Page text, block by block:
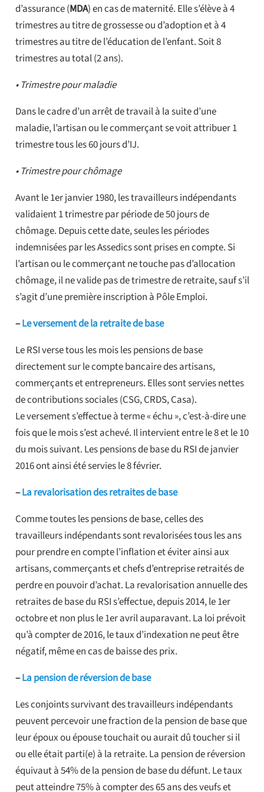
d’assurance (MDA) en cas de maternité. Elle s’élève à 4
trimestres au titre de grossesse ou d’adoption et à 4
trimestres au titre de l’éducation de l’enfant. Soit 8
trimestres au total (2 ans).
• Trimestre pour maladie
Dans le cadre d’un arrêt de travail à la suite d’une
maladie, l’artisan ou le commerçant se voit attribuer 1
trimestre tous les 60 jours d’IJ.
• Trimestre pour chômage
Avant le 1er janvier 1980, les travailleurs indépendants
validaient 1 trimestre par période de 50 jours de
chômage. Depuis cette date, seules les périodes
indemnisées par les Assedics sont prises en compte. Si
l’artisan ou le commerçant ne touche pas d’allocation
chômage, il ne valide pas de trimestre de retraite, sauf s’il
s’agit d’une première inscription à Pôle Emploi.
–Le versement de la retraite de base
Le RSI verse tous les mois les pensions de base
directement sur le compte bancaire des artisans,
commerçants et entrepreneurs. Elles sont servies nettes
de contributions sociales (CSG, CRDS, Casa).
Le versement s’effectue à terme « échu », c’est-à-dire une
fois que le mois s’est achevé. Il intervient entre le 8 et le 10
du mois suivant. Les pensions de base du RSI de janvier
2016 ont ainsi été servies le 8 février.
–La revalorisation des retraites de base
Comme toutes les pensions de base, celles des
travailleurs indépendants sont revalorisées tous les ans
pour prendre en compte l’inflation et éviter ainsi aux
artisans, commerçants et chefs d’entreprise retraités de
perdre en pouvoir d’achat. La revalorisation annuelle des
retraites de base du RSI s’effectue, depuis 2014, le 1er
octobre et non plus le 1er avril auparavant. La loi prévoit
qu’à compter de 2016, le taux d’indexation ne peut être
négatif, même en cas de baisse des prix.
–La pension de réversion de base
Les conjoints survivant des travailleurs indépendants
peuvent percevoir une fraction de la pension de base que
leur époux ou épouse touchait ou aurait dû toucher si il
ou elle était parti(e) à la retraite. La pension de réversion
équivaut à 54% de la pension de base du défunt. Le taux
peut atteindre 75% à compter des 65 ans des veufs et